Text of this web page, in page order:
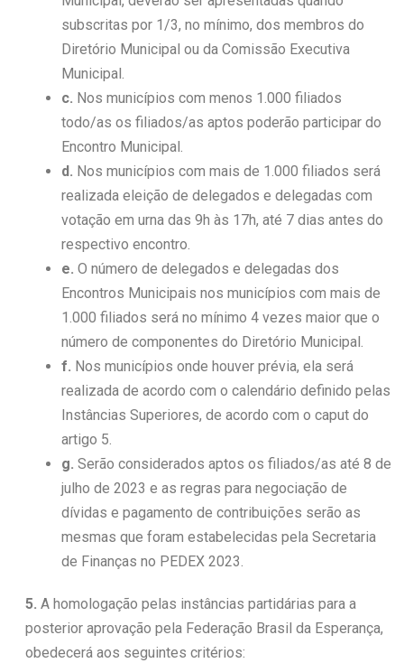
subscritas por 1/3, no mínimo, dos membros do
Diretório Municipal ou da Comissão Executiva
Municipal.
c. Nos municípios com menos 1.000 filiados
todo/as os filiados/as aptos poderão participar do
Encontro Municipal.
d. Nos municípios com mais de 1.000 filiados será
realizada eleição de delegados e delegadas com
votação em urna das 9h às 17h, até 7 dias antes do
respectivo encontro.
e. O número de delegados e delegadas dos
Encontros Municipais nos municípios com mais de
1.000 filiados será no mínimo 4 vezes maior que o
número de componentes do Diretório Municipal.
f. Nos municípios onde houver prévia, ela será
realizada de acordo com o calendário definido pelas
Instâncias Superiores, de acordo com o caput do
artigo 5.
g. Serão considerados aptos os filiados/as até 8 de
julho de 2023 e as regras para negociação de
dívidas e pagamento de contribuições serão as
mesmas que foram estabelecidas pela Secretaria
de Finanças no PEDEX 2023.
5. A homologação pelas instâncias partidárias para a
posterior aprovação pela Federação Brasil da Esperança,
obedecerá aos seguintes critérios: